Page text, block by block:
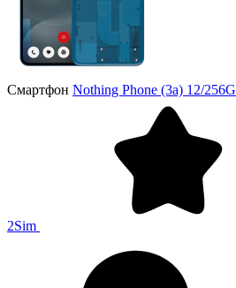
Смартфон Nothing Phone (3a) 12/
2Sim